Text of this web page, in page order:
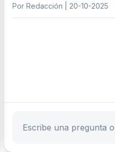
Por Redacción | 20-10-2025
Escribe tu pregunta